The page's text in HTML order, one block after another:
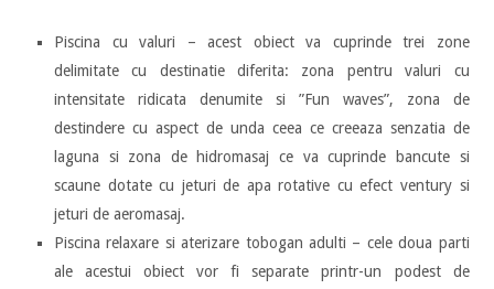
Piscina cu valuri – acest obiect va cuprinde trei zone
delimitate cu destinatie diferita: zona pentru valuri cu
intensitate ridicata denumite si ”Fun waves”, zona de
destindere cu aspect de unda ceea ce creeaza senzatia de
laguna si zona de hidromasaj ce va cuprinde bancute si
scaune dotate cu jeturi de apa rotative cu efect ventury si
jeturi de aeromasaj.
Piscina relaxare si aterizare tobogan adulti – cele doua parti
ale acestui obiect vor fi separate printr-un podest de